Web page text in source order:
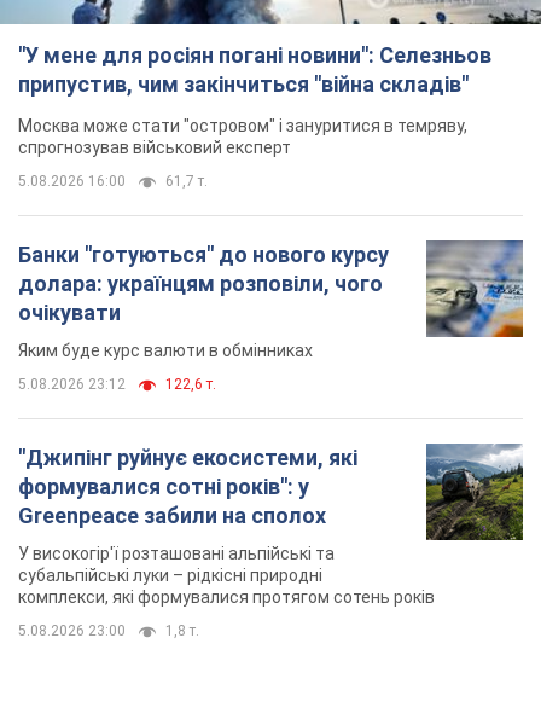
Банки "готуються" до нового курсу
долара: українцям розповіли, чого
очікувати
5.08.2026 23:12 122,6 т.
"Джипінг руйнує екосистеми, які
формувалися сотні років": у
Greenpeace забили на сполох
У високогір'ї розташовані альпійські та
комплекси, які формувалися протягом сотень років
5.08.2026 23:00 1,8 т.